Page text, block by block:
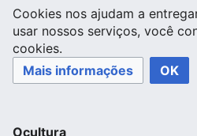
Cookies nos ajudam a
usar nossos serviços, você
cookies.
Mais informações
OK
Ocultura